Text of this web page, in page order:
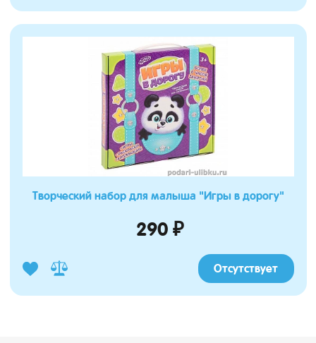
Творческий набор для малыша "Игры в дорогу"
290 ₽
Отсутствует